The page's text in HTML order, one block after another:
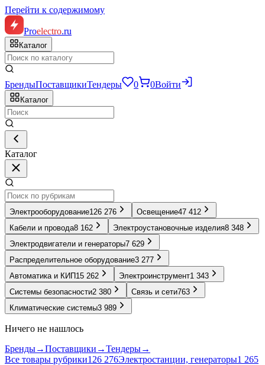
Перейти к содержимому
Proelectro.ru
Каталог
БрендыПоставщикиТендеры 0 0Войти
Каталог
Каталог
Электрооборудование126 276 Освещение47 412
Кабели и провода8 162 Электроустановочные изделия8 348
Электродвигатели и генераторы7 629
Распределительное оборудование3 277
Автоматика и КИП 15 262 Электроинструмент1 343
Системы безопасности2 380 Связь и сети763
Климатические системы3 989
Ничего не нашлось
Бренды→Поставщики →Тендеры→
Все товары рубрики126 276Электростанции, генераторы1 265